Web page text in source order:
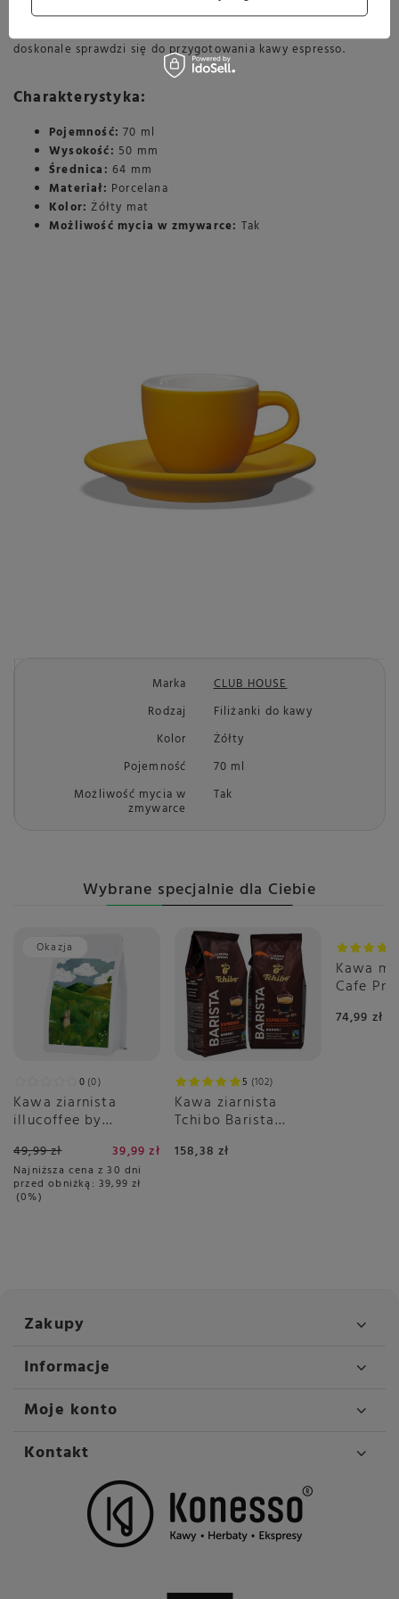
przyciągnie uwagę każdego miłośnika kawy, dodając wnętrzom
doskonale sprawdzi się do przygotowania kawy espresso.
Charakterystyka:
Pojemność: 70 ml
Wysokość: 50 mm
Średnica: 64 mm
Materiał: Porcelana
Kolor: Żółty mat
Możliwość mycia w zmywarce: Tak
Marka
CLUB HOUSE
Rodzaj
Filiżanki do kawy
Kolor
Żółty
Pojemność
70 ml
Możliwość mycia w
zmywarce
Tak
Wybrane specjalnie dla Ciebie
Okazja
0 0
Kawa ziarnista
illucoffee by
po łące 250g
49,99 zł 39,99 zł
Najniższa cena z 30 dni
przed obniżką: 39,99 zł
0%
5 102
Kawa ziarnista
Tchibo Barista
158,38 zł
Kawa
Cafe
74,99 zł
Zakupy
Informacje
Moje konto
Kontakt